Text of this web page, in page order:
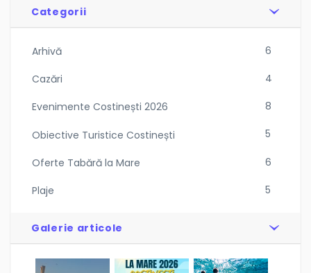
Categorii
Arhivă 6
Cazări 4
Evenimente Costinești 2026 8
Obiective Turistice Costinești 5
Oferte Tabără la Mare 6
Plaje 5
Galerie articole